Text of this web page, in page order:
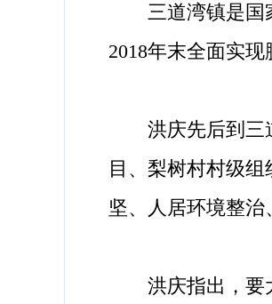
三道湾镇是国家
2018年末全面实现
洪庆先后到三道
目、梨树村村级
坚、人居环境整治
洪庆指出，要大